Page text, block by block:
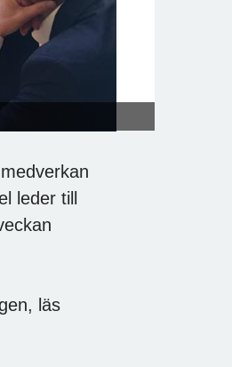
leder till
läs